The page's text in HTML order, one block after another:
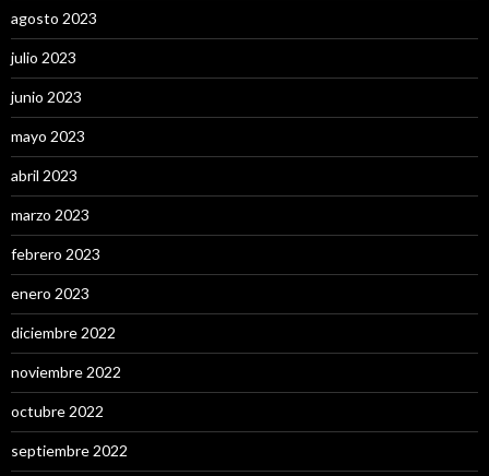
agosto 2023
julio 2023
junio 2023
mayo 2023
abril 2023
marzo 2023
febrero 2023
enero 2023
diciembre 2022
noviembre 2022
octubre 2022
septiembre 2022